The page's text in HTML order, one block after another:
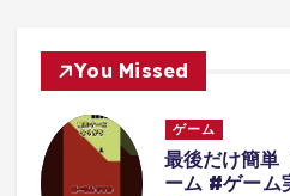
You Missed
ゲーム
最後だけ簡
ーム #ゲーム